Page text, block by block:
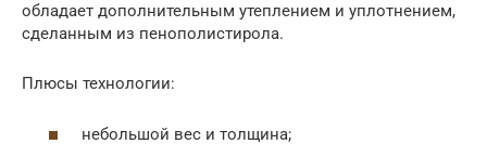
обладает дополнительным утеплением и уплотнением,
сделанным из пенополистирола.
Плюсы технологии:
небольшой вес и толщина;